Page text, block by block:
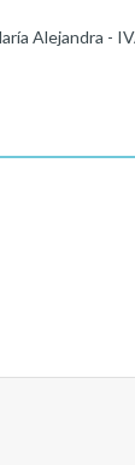
Alejandra -